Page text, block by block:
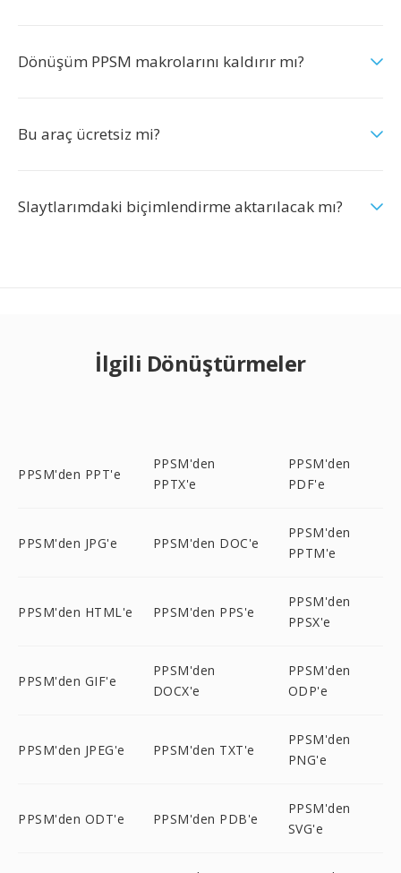
Dönüşüm PPSM makrolarını kaldırır mı?
Bu araç ücretsiz mi?
Slaytlarımdaki biçimlendirme aktarılacak mı?
İlgili Dönüştürmeler
PPSM'den PPT'e
PPSM'den
PPTX'e
PPSM'den
PDF'e
PPSM'den JPG'e PPSM'den DOC'e
PPSM'den
PPTM'e
PPSM'den HTML'e PPSM'den PPS'e
PPSM'den
PPSX'e
PPSM'den GIF'e
PPSM'den
DOCX'e
PPSM'den
ODP'e
PPSM'den JPEG'e PPSM'den TXT'e
PPSM'den
PNG'e
PPSM'den ODT'e PPSM'den PDB'e
PPSM'den
SVG'e